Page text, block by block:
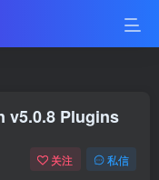
v5.0.8 Plugins
关注 私信